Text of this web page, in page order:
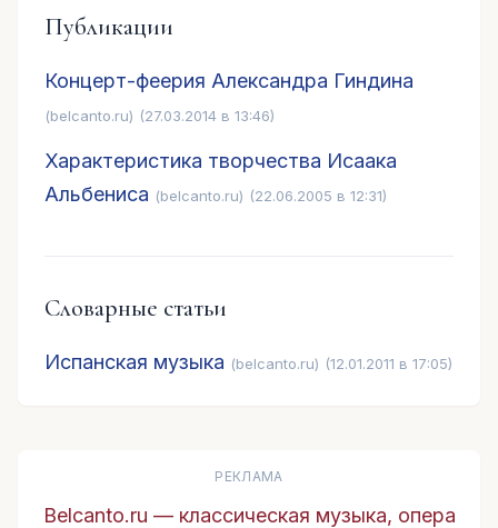
Публикации
Концерт-феерия Александра Гиндина
(belcanto.ru) (27.03.2014 в 13:46)
Характеристика творчества Исаака
Альбениса (belcanto.ru) (22.06.2005 в 12:31)
Словарные статьи
Испанская музыка (belcanto.ru) (12.01.2011 в 17:05)
РЕКЛАМА
Belcanto.ru — классическая музыка, опера